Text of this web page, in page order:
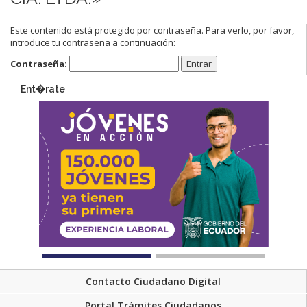
Este contenido está protegido por contraseña. Para verlo, por favor,
introduce tu contraseña a continuación:
Contraseña:
Ent�rate
Contacto Ciudadano Digital